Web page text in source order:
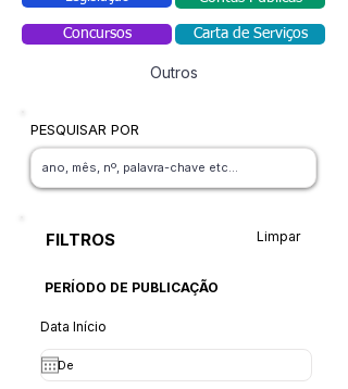
Concursos Carta de Serviços
Outros
PESQUISAR POR
FILTROS Limpar
PERÍODO DE PUBLICAÇÃO
Data Início